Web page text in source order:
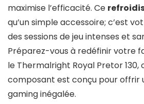
maximise l’efficacité. Ce
qu’un simple accessoire; c’est
des sessions de jeu intenses et
Préparez-vous à redéfinir votre
le Thermalright Royal Pretor 130,
composant est conçu pour offrir
gaming inégalée.